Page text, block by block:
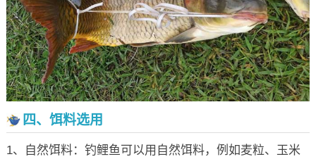
四、饵料选用
1、自然饵料：钓鲤鱼可以用自然饵料，例如麦粒、玉米